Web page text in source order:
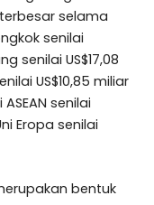
selama
senilai
senilai US$17,08
US$10,85 miliar
senilai
Eropa senilai
bentuk